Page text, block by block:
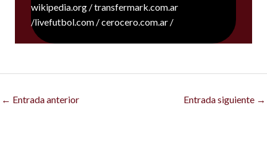
wikipedia.org / transfermark.com.ar
/livefutbol.com / cerocero.com.ar /
← Entrada anterior Entrada siguiente →